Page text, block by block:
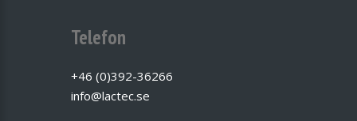
Telefon
+46 (0)392-36266
info@lactec.se